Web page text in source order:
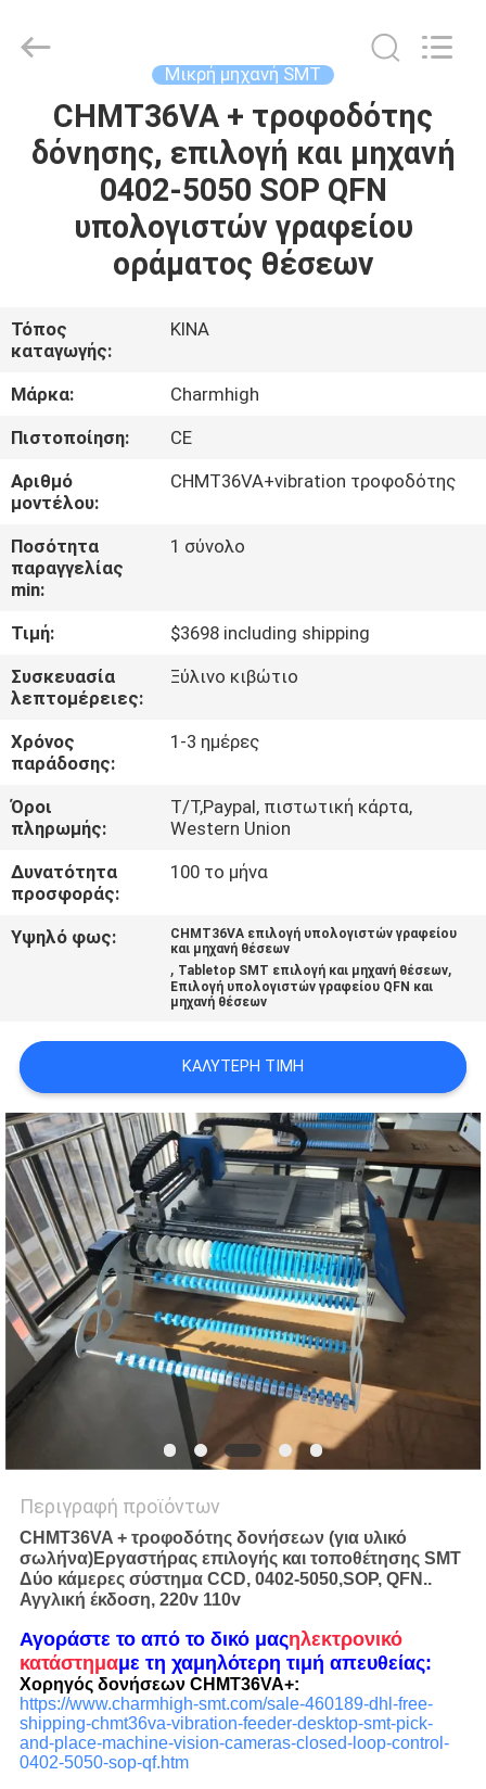
ΣΠΊΤΙ
ΠΡΟΪΌΝΤΑ
ΣΧΕΤΙΚΆ
ΜΕ
ΕΜΆΣ
ΕΠΙΣΚΈΨΕΙΣ
ΣΤΟ
ΕΡΓΟΣΤΆΣΙΟ
ΠΟΙΌΤΗΤΑΣ
ΕΠΙΚΟΙΝΩΝΉΣΤΕ
ΜΑΖΊ
ΜΑΣ
ΝΈΑ
SHOPPING
ΧΆΡΤΗΣ
ΙΣΤΟΣΕΛΊΔΑΣ
ΠΟΛΙΤΙΚΉ
ΑΠΟΡΡΉΤΟΥ
TECHNOLOGY
LIMITED.
Μικρή μηχανή SMT
CHMT36VA + τροφοδότης
δόνησης, επιλογή και μηχανή
0402-5050 SOP QFN
υπολογιστών γραφείου
οράματος θέσεων
Τόπος
καταγωγής:
ΚΙΝΑ
Μάρκα:
Charmhigh
Πιστοποίηση:
CE
Αριθμό
μοντέλου:
CHMT36VA+vibration τροφοδότης
Ποσότητα
παραγγελίας
min:
1 σύνολο
Τιμή:
$3698 including shipping
Συσκευασία
λεπτομέρειες:
Ξύλινο κιβώτιο
Χρόνος
παράδοσης:
1-3 ημέρες
Όροι
πληρωμής:
Τ/Τ,Paypal, πιστωτική κάρτα,
Western Union
Δυνατότητα
προσφοράς:
100 το μήνα
Υψηλό φως:
CHMT36VA επιλογή υπολογιστών γραφείου
και μηχανή θέσεων
, Tabletop SMT επιλογή και μηχανή θέσεων,
Επιλογή υπολογιστών γραφείου QFN και
μηχανή θέσεων
ΚΑΛΎΤΕΡΗ ΤΙΜΉ
Περιγραφή προϊόντων
CHMT36VA + τροφοδότης δονήσεων (για υλικό
σωλήνα)Εργαστήρας επιλογής και τοποθέτησης SMT
Δύο κάμερες σύστημα CCD, 0402-5050,SOP, QFN..
Αγγλική έκδοση, 220v 110v
Αγοράστε το από το δικό μαςηλεκτρονικό
κατάστημαμε τη χαμηλότερη τιμή απευθείας:
Χορηγός δονήσεων CHMT36VA+:
https://www.charmhigh-smt.com/sale-460189-dhl-free-
shipping-chmt36va-vibration-feeder-desktop-smt-pick-
and-place-machine-vision-cameras-closed-loop-control-
0402-5050-sop-qf.htm